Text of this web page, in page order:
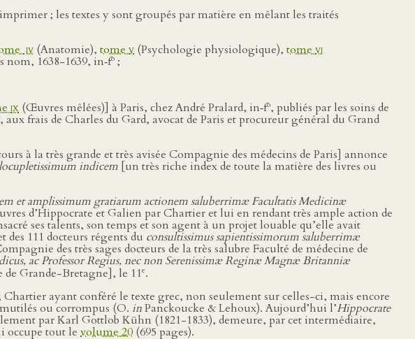
; les textes y sont groupés par matière en mêlant les traités
iv (Anatomie), tomev (Psychologie physiologique), tomevi
nom, 1638-1639, in‑fo ;
ix (Œuvres mêlées)] à Paris, chez André Pralard, in‑fo, publiés par les soins de
frais de Charles du Gard, avocat de Paris et procureur général du Grand
à la très grande et très avisée Compagnie des médecins de Paris] annonce
indicem [un très riche index de toute la matière des livres ou
et amplissimum gratiarum actionem saluberrimæ Facultatis Medicinæ
d’Hippocrate et Galien par Chartier et lui en rendant très ample action de
ses talents, son temps et son agent à un projet louable qu’elle avait
111 docteurs régents du consultissimus sapientissimorum saluberrimæ
des très sages docteurs de la très salubre Faculté de médecine de
ac Professor Regius, nec non Serenissimæ Reginæ Magnæ Britanniæ
Grande-Bretagne], le 11e.
ayant conféré le texte grec, non seulement sur celles-ci, mais encore
ou corrompus (O. inPanckoucke & Lehoux). Aujourd’hui l’Hippocrate
par Karl Gottlob Kühn (1821-1833), demeure, par cet intermédiaire,
occupe tout le volume 20 (695 pages).